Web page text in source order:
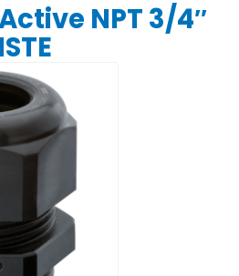
NPT 3/4″